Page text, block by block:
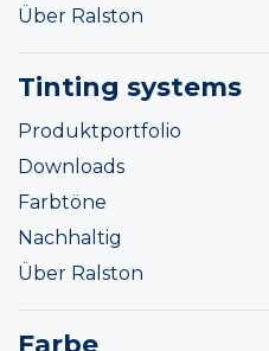
Über Ralston
Tinting systems
Produktportfolio
Downloads
Farbtöne
Nachhaltig
Über Ralston
Farbe